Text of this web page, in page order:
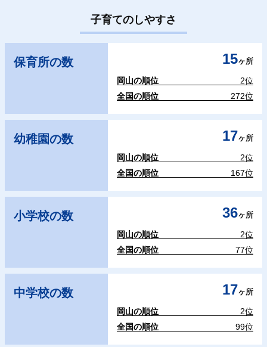
子育てのしやすさ
保育所の数 15ヶ所
岡山の順位
2位
全国の順位
272位
幼稚園の数 17ヶ所
岡山の順位
2位
全国の順位
167位
小学校の数 36ヶ所
岡山の順位
2位
全国の順位
77位
中学校の数 17ヶ所
岡山の順位
2位
全国の順位
99位